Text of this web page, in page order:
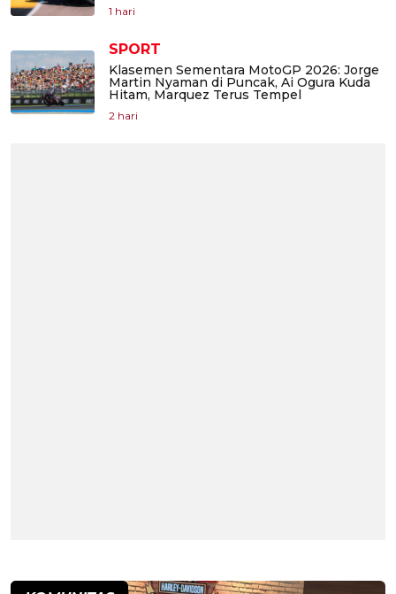
1 hari
SPORT
Klasemen Sementara MotoGP 2026: Jorge
Martin Nyaman di Puncak, Ai Ogura Kuda
Hitam, Marquez Terus Tempel
2 hari